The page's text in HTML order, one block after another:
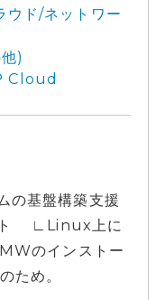
ウド/ネットワー
)
Cloud
の基盤構築支援
ト ∟Linux上に
のインストー
ため。